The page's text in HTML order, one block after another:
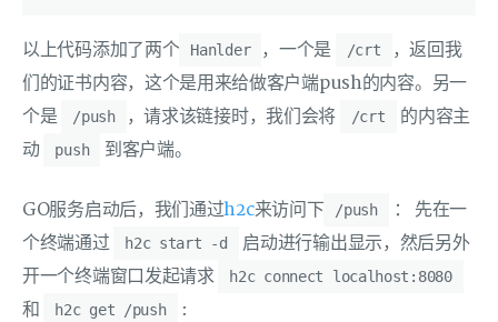
以上代码添加了两个 Hanlder ，一个是 /crt
，返回我
们的证书内容，这个是用来给做客户端push的内容。另一
个是
/push ，请求该链接时，我们会将 /crt
的内容主
动
push 到客户端。
GO服务启动后，我们通过h2c来访问下 /push
： 先在一
个终端通过
h2c start -d
启动进行输出显示，然后另外
开一个终端窗口发起请求
h2c connect localhost:8080
和 h2c get /push :